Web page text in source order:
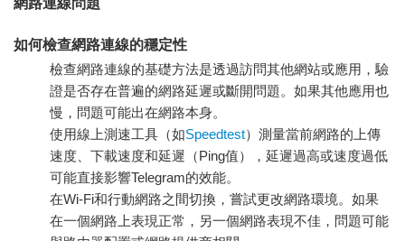
如何檢查網路連線的穩定性
檢查網路連線的基礎方法是透過訪問其他網站或應用，驗
證是否存在普遍的網路延遲或斷開問題。如果其他應用也
慢，問題可能出在網路本身。
使用線上測速工具（如Speedtest）測量當前網路的上傳
速度、下載速度和延遲（Ping值），延遲過高或速度過低
可能直接影響Telegram的效能。
在Wi-Fi和行動網路之間切換，嘗試更改網路環境。如果
在一個網路上表現正常，另一個網路表現不佳，問題可能